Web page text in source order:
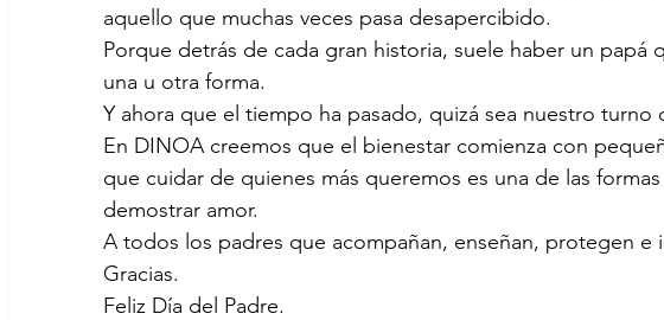
aquello que muchas veces pasa desapercibido.
Porque detrás de cada gran historia, suele haber un papá
una u otra forma.
Y ahora que el tiempo ha pasado, quizá sea nuestro turno
En DINOA creemos que el bienestar comienza con
que cuidar de quienes más queremos es una de las
demostrar amor.
A todos los padres que acompañan, enseñan, protegen e
Gracias.
Feliz Día del Padre.